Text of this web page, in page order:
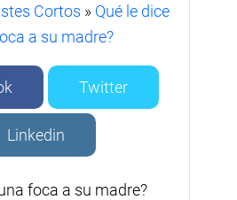
Cortos » Qué le dice
a su madre?
Twitter
Linkedin
foca a su madre?